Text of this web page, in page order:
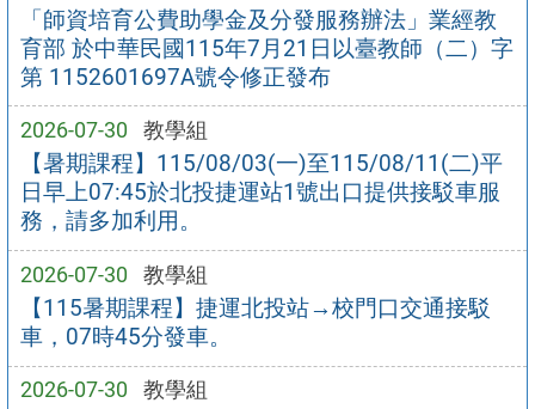
「師資培育公費助學金及分發服務辦法」業經教
育部 於中華民國115年7月21日以臺教師（二）字
第 1152601697A號令修正發布
2026-07-30 教學組
【暑期課程】115/08/03(一)至115/08/11(二)平
日早上07:45於北投捷運站1號出口提供接駁車服
務，請多加利用。
2026-07-30 教學組
【115暑期課程】捷運北投站→校門口交通接駁
車，07時45分發車。
2026-07-30 教學組